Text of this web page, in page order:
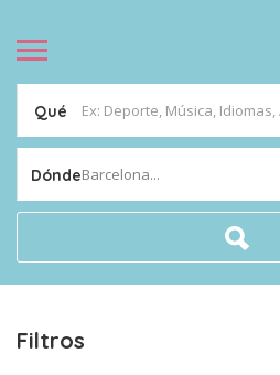
Qué
DóndeBarcelona...
Filtros